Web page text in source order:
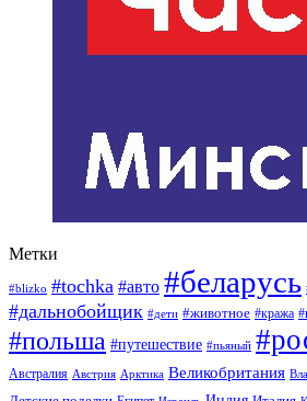
Метки
#blizko #tochka #авто #беларусь
#дальнобойщик #дети #животное #кража
#польша #путешествие #пьяный
Австралия Австрия Арктика Великобритания